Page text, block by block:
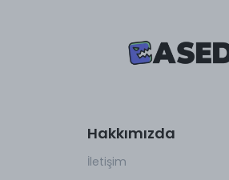
Hakkımızda
İletişim